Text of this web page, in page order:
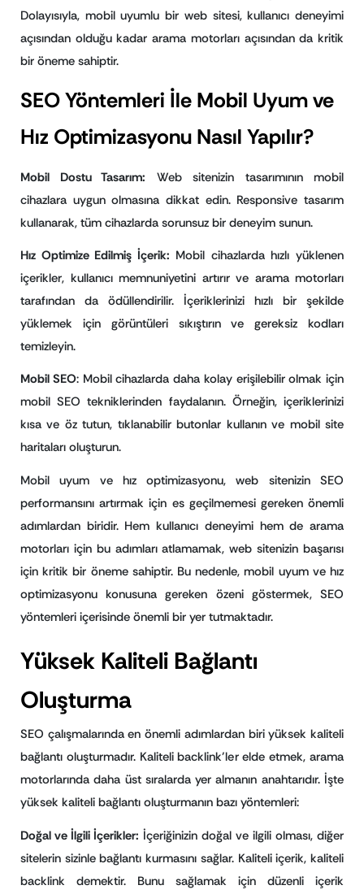
Dolayısıyla, mobil uyumlu bir web sitesi, kullanıcı deneyimi
açısından olduğu kadar arama motorları açısından da kritik
bir öneme sahiptir.
SEO Yöntemleri İle Mobil Uyum ve
Hız Optimizasyonu Nasıl Yapılır?
Mobil Dostu Tasarım: Web sitenizin tasarımının mobil
cihazlara uygun olmasına dikkat edin. Responsive tasarım
kullanarak, tüm cihazlarda sorunsuz bir deneyim sunun.
Hız Optimize Edilmiş İçerik: Mobil cihazlarda hızlı yüklenen
içerikler, kullanıcı memnuniyetini artırır ve arama motorları
tarafından da ödüllendirilir. İçeriklerinizi hızlı bir şekilde
yüklemek için görüntüleri sıkıştırın ve gereksiz kodları
temizleyin.
Mobil SEO: Mobil cihazlarda daha kolay erişilebilir olmak için
mobil SEO tekniklerinden faydalanın. Örneğin, içeriklerinizi
kısa ve öz tutun, tıklanabilir butonlar kullanın ve mobil site
haritaları oluşturun.
Mobil uyum ve hız optimizasyonu, web sitenizin SEO
performansını artırmak için es geçilmemesi gereken önemli
adımlardan biridir. Hem kullanıcı deneyimi hem de arama
motorları için bu adımları atlamamak, web sitenizin başarısı
için kritik bir öneme sahiptir. Bu nedenle, mobil uyum ve hız
optimizasyonu konusuna gereken özeni göstermek, SEO
yöntemleri içerisinde önemli bir yer tutmaktadır.
Yüksek Kaliteli Bağlantı
Oluşturma
SEO çalışmalarında en önemli adımlardan biri yüksek kaliteli
bağlantı oluşturmadır. Kaliteli backlink’ler elde etmek, arama
motorlarında daha üst sıralarda yer almanın anahtarıdır. İşte
yüksek kaliteli bağlantı oluşturmanın bazı yöntemleri:
Doğal ve İlgili İçerikler: İçeriğinizin doğal ve ilgili olması, diğer
sitelerin sizinle bağlantı kurmasını sağlar. Kaliteli içerik, kaliteli
backlink demektir. Bunu sağlamak için düzenli içerik